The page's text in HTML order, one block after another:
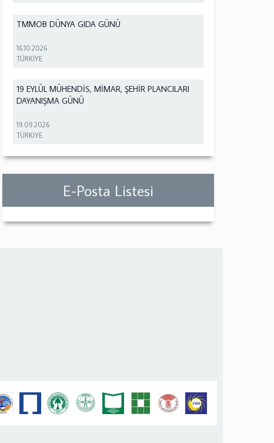
TMMOB DÜNYA GIDA GÜNÜ
16.10.2026
TÜRKİYE
19 EYLÜL MÜHENDİS, MİMAR, ŞEHİR PLANCILARI
DAYANIŞMA GÜNÜ
19.09.2026
TÜRKİYE
E-Posta Listesi